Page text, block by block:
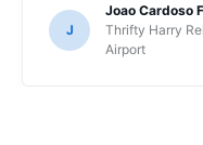
J
Joao Cardoso
Thrifty Harry
Airport